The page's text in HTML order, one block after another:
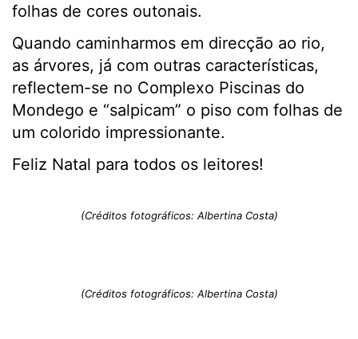
folhas de cores outonais.
Quando caminharmos em direcção ao rio,
as árvores, já com outras características,
reflectem-se no Complexo Piscinas do
Mondego e “salpicam” o piso com folhas de
um colorido impressionante.
Feliz Natal para todos os leitores!
(Créditos fotográficos: Albertina Costa)
(Créditos fotográficos: Albertina Costa)